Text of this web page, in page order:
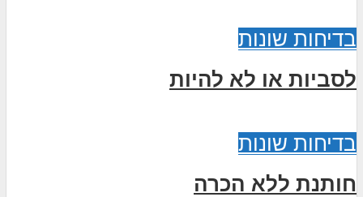
בדיחות שונות
לסביות או לא להיות
בדיחות שונות
חותנת ללא הכרה